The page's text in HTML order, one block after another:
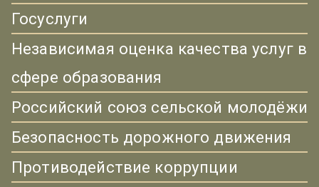
Госуслуги
Независимая оценка качества услуг в
сфере образования
Российский союз сельской молодёжи
Безопасность дорожного движения
Противодействие коррупции